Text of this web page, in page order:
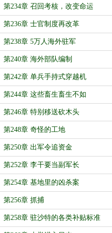
第234章 召回考核，改变命运
第236章 士官制度再改革
第238章 5万人海外驻军
第240章 海外部队编制
第242章 单兵手持式穿越机
第244章 这些畜生畜生不如
第246章 特别移送砍木头
第248章 奇怪的工地
第250章 出军令追资金
第252章 李干要当副军长
第254章 基地里的凶杀案
第256章 抓捕
第258章 驻沙特的各类补贴标准